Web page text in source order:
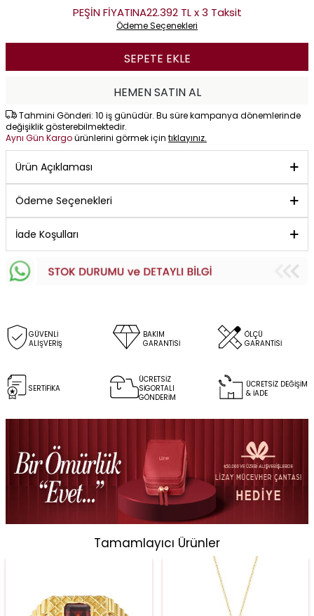
PEŞİN FİYATINA22.392 TL x 3 Taksit
Ödeme Seçenekleri
SEPETE EKLE
HEMEN SATIN AL
Tahmini Gönderi: 10 iş günüdür. Bu süre kampanya dönemlerinde
değişiklik gösterebilmektedir.
Aynı Gün Kargoürünlerini görmek için tıklayınız.
Ürün Açıklaması
Ödeme Seçenekleri
İade Koşulları
GÜVENLİ
ALIŞVERİŞ
BAKIM
GARANTİSİ
ÖLÇÜ
GARANTİSİ
SERTİFİKA
ÜCRETSİZ
SİGORTALI
GÖNDERİM
ÜCRETSİZ DEĞİŞİM
& İADE
Tamamlayıcı Ürünler